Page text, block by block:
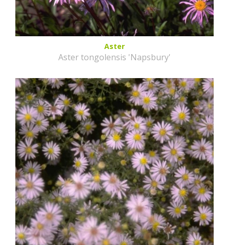
Aster
Aster tongolensis 'Napsbury'